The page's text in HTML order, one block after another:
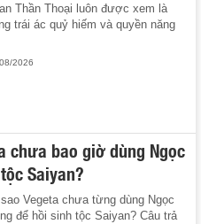
Thần Thoại luôn được xem là
trái ác quỷ hiếm và quyền năng
2026
chưa bao giờ dùng Ngọc
Saiyan?
Vegeta chưa từng dùng Ngọc
để hồi sinh tộc Saiyan? Câu trả